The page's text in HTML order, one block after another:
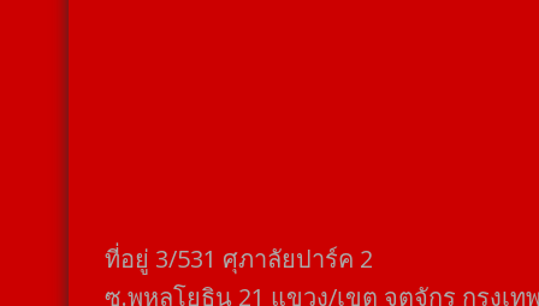
ที่อยู่​ 3/531​ ศุภาลัยปาร์ค​ 2
ซ.พหลโยธิน​ 21​ แขวง/เขต​ จตุจักร​ กรุงเท